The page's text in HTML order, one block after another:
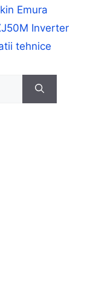
Emura
Inverter
tehnice